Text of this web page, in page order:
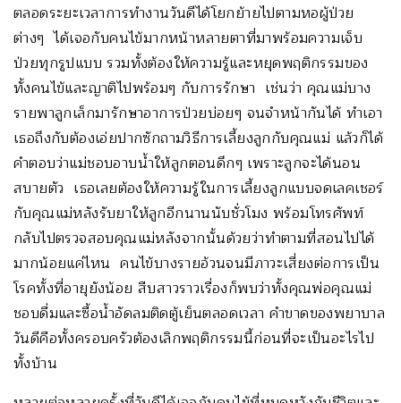
ตลอดระยะเวลาการทำงานวันดีได้โยกย้ายไปตามหอผู้ป่วย
ต่างๆ ได้เจอกับคนไข้มากหน้าหลายตาที่มาพร้อมความเจ็บ
ป่วยทุกรูปแบบ รวมทั้งต้องให้ความรู้และหยุดพฤติกรรมของ
ทั้งคนไข้และญาติไปพร้อมๆ กับการรักษา เช่นว่า คุณแม่บาง
รายพาลูกเล็กมารักษาอาการป่วยบ่อยๆ จนจำหน้ากันได้ ทำเอา
เธอถึงกับต้องเอ่ยปากซักถามวิธีการเลี้ยงลูกกับคุณแม่ แล้วก็ได้
คำตอบว่าแม่ชอบอาบน้ำให้ลูกตอนดึกๆ เพราะลูกจะได้นอน
สบายตัว เธอเลยต้องให้ความรู้ในการเลี้ยงลูกแบบจดเลคเชอร์
กับคุณแม่หลังรับยาให้ลูกอีกนานนับชั่วโมง พร้อมโทรศัพท์
กลับไปตรวจสอบคุณแม่หลังจากนั้นด้วยว่าทำตามที่สอนไปได้
มากน้อยแค่ไหน คนไข้บางรายอ้วนจนมีภาวะเสี่ยงต่อการเป็น
โรคทั้งที่อายุยังน้อย สืบสาวราวเรื่องก็พบว่าทั้งคุณพ่อคุณแม่
ชอบดื่มและซื้อน้ำอัดลมติดตู้เย็นตลอดเวลา คำขาดของพยาบาล
วันดีคือทั้งครอบครัวต้องเลิกพฤติกรรมนี้ก่อนที่จะเป็นอะไรไป
ทั้งบ้าน